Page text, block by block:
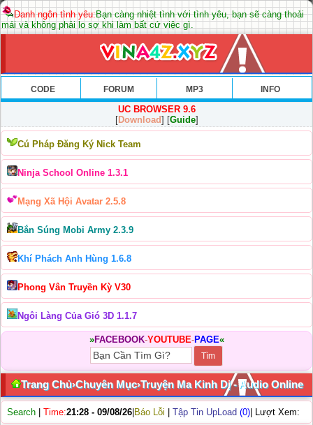
Danh ngôn tình yêu:Bạn càng nhiệt tình với tình yêu, bạn sẽ càng thoải
mái và không phải lo sợ khi làm bất cứ việc gì.
CODE FORUM MP3 INFO
UC BROWSER 9.6
[Download] [Guide]
Cú Pháp Đăng Ký Nick Team
Ninja School Online 1.3.1
Mạng Xã Hội Avatar 2.5.8
Bắn Súng Mobi Army 2.3.9
Khí Phách Anh Hùng 1.6.8
Phong Vân Truyền Kỳ V30
Ngôi Làng Của Gió 3D 1.1.7
»FACEBOOK-YOUTUBE-PAGE«
Trang Chủ›Chuyên Mục›Truyện Ma Kinh Dị - Audio Online
Search Time:21:28 - 09/08/26 Báo Lỗi Tập Tin UpLoad (0) | Lượt Xem: